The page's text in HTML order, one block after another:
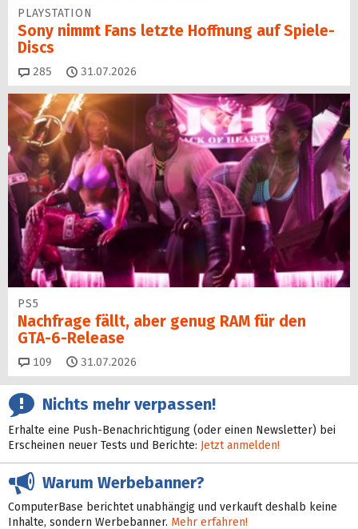
PLAYSTATION
Sony nimmt Fans letzte Hoffnung auf Spiele-
Discs
285 Kommentare
31.07.2026
PS5
Nachfrage fällt, aber genug RAM für den
GTA-6-Release
109 Kommentare
31.07.2026
Nichts mehr verpassen!
Erhalte eine Push-Benachrichtigung (oder einen Newsletter) bei
Erscheinen neuer Tests und Berichte: Jetzt anmelden!
Warum Werbebanner?
ComputerBase berichtet unabhängig und verkauft deshalb keine
Inhalte, sondern Werbebanner. Mehr erfahren!